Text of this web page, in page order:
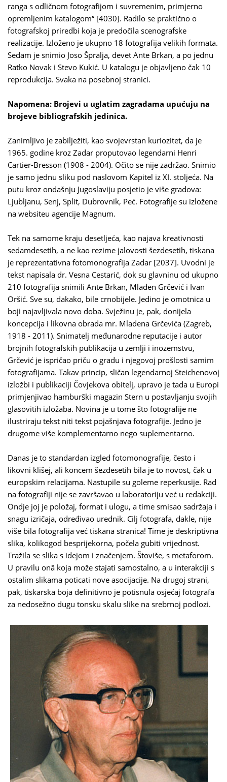
ranga s odličnom fotografijom i suvremenim, primjerno
opremljenim katalogom“ [4030]. Radilo se praktično o
fotografskoj priredbi koja je predočila scenografske
realizacije. Izloženo je ukupno 18 fotografija velikih formata.
Sedam je snimio Joso Špralja, devet Ante Brkan, a po jednu
Ratko Novak i Stevo Kukić. U katalogu je objavljeno čak 10
reprodukcija. Svaka na posebnoj stranici.
Napomena: Brojevi u uglatim zagradama upućuju na
brojeve bibliografskih jedinica.
Zanimljivo je zabilježiti, kao svojevrstan kuriozitet, da je
1965. godine kroz Zadar proputovao legendarni Henri
Cartier-Bresson (1908 - 2004). Očito se nije zadržao. Snimio
je samo jednu sliku pod naslovom Kapitel iz XI. stoljeća. Na
putu kroz ondašnju Jugoslaviju posjetio je više gradova:
Ljubljanu, Senj, Split, Dubrovnik, Peć. Fotografije su izložene
na websiteu agencije Magnum.
Tek na samome kraju desetljeća, kao najava kreativnosti
sedamdesetih, a ne kao rezime jalovosti šezdesetih, tiskana
je reprezentativna fotomonografija Zadar [2037]. Uvodni je
tekst napisala dr. Vesna Cestarić, dok su glavninu od ukupno
210 fotografija snimili Ante Brkan, Mladen Grčević i Ivan
Oršić. Sve su, dakako, bile crnobijele. Jedino je omotnica u
boji najavljivala novo doba. Svježinu je, pak, donijela
koncepcija i likovna obrada mr. Mladena Grčevića (Zagreb,
1918 - 2011). Snimatelj međunarodne reputacije i autor
brojnih fotografskih publikacija u zemlji i inozemstvu,
Grčević je ispričao priču o gradu i njegovoj prošlosti samim
fotografijama. Takav princip, sličan legendarnoj Steichenovoj
izložbi i publikaciji Čovjekova obitelj, upravo je tada u Europi
primjenjivao hamburški magazin Stern u postavljanju svojih
glasovitih izložaba. Novina je u tome što fotografije ne
ilustriraju tekst niti tekst pojašnjava fotografije. Jedno je
drugome više komplementarno nego suplementarno.
Danas je to standardan izgled fotomonografije, često i
likovni klišej, ali koncem šezdesetih bila je to novost, čak u
europskim relacijama. Nastupile su goleme reperkusije. Rad
na fotografiji nije se završavao u laboratoriju već u redakciji.
Ondje joj je položaj, format i ulogu, a time smisao sadržaja i
snagu izričaja, određivao urednik. Cilj fotografa, dakle, nije
više bila fotografija već tiskana stranica! Time je deskriptivna
slika, kolikogod besprijekorna, počela gubiti vrijednost.
Tražila se slika s idejom i značenjem. Štoviše, s metaforom.
U pravilu onâ koja može stajati samostalno, a u interakciji s
ostalim slikama poticati nove asocijacije. Na drugoj strani,
pak, tiskarska boja definitivno je potisnula osjećaj fotografa
za nedosežno dugu tonsku skalu slike na srebrnoj podlozi.